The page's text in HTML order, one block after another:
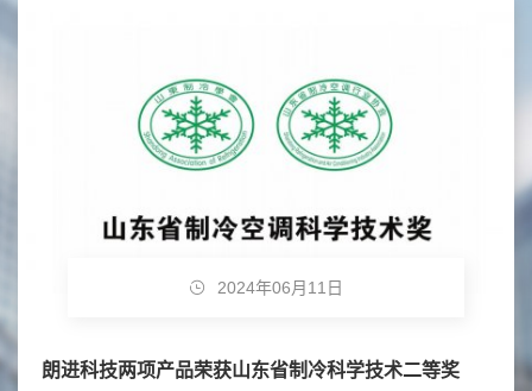
2024年06月11日
朗进科技两项产品荣获山东省制冷科学技术二等奖